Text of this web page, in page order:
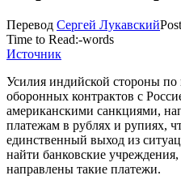
Перевод Сергей Лукавский
Time to Read:-words
Источник
Усилия индийской стороны по
оборонных контрактов с
американскими санкциями,
платежам в рублях и рупиях,
единственный выход из
найти банковские
направлены такие платежи.